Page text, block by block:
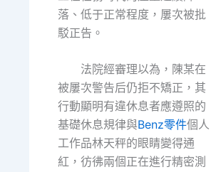
落、低于正常程度，屢次被批
駁正告。
法院經審理以為，陳某在
被屢次警告后仍拒不矯正，其
行動顯明有違休息者應遵照的
基礎休息規律與Benz零件個人
工作品林天秤的眼睛變得通
紅，彷彿兩個正在進行精密測